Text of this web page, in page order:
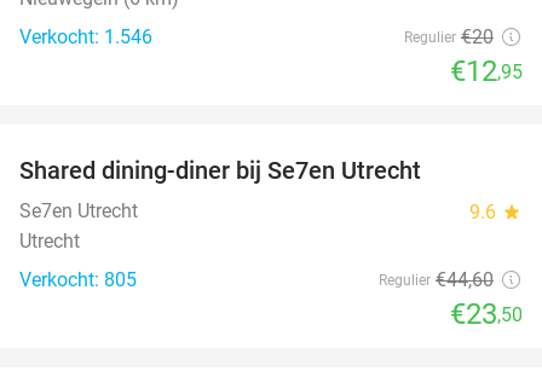
Verkocht: 1.546
Regulier €20
€12,95
Shared dining-diner bij Se7en Utrecht
Se7en Utrecht 9.6 star
Utrecht
Verkocht: 805
Regulier €44,60
€23,50